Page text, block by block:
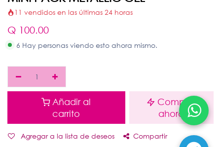
11 vendidos en las últimas 24 horas
Q 100.00
6 Hay personas viendo esto ahora mismo.
Añadir al
carrito
Comprar
ahora
Agregar a la lista de deseos Compartir